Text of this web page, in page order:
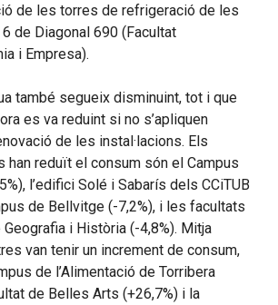
de les torres de refrigeració de les
de Diagonal 690 (Facultat
i Empresa).
també segueix disminuint, tot i que
es va reduint si no s’apliquen
de les instal·lacions. Els
han reduït el consum són el Campus
l’edifici Solé i Sabarís dels CCiTUB
de Bellvitge (-7,2%), i les facultats
i Història (-4,8%). Mitja
van tenir un increment de consum,
de l’Alimentació de Torribera
de Belles Arts (+26,7%) i la